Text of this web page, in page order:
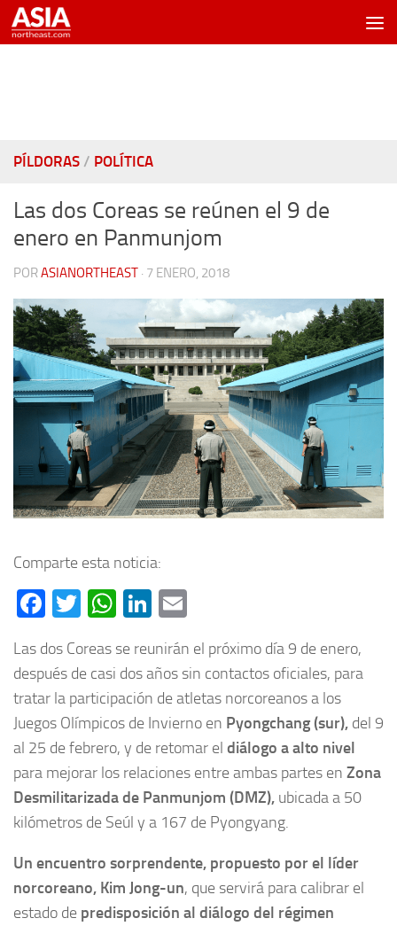
Saltar al contenido
PÍLDORAS / POLÍTICA
Las dos Coreas se reúnen el 9 de
enero en Panmunjom
PORASIANORTHEAST · 7 ENERO, 2018
Comparte esta noticia:
Facebook
Twitter
WhatsApp
LinkedIn
Las dos Coreas se reunirán el próximo día 9 de enero,
después de casi dos años sin contactos oficiales, para
tratar la participación de atletas norcoreanos a los
Juegos Olímpicos de Invierno en Pyongchang (sur), del 9
al 25 de febrero, y de retomar el diálogo a alto nivel
para mejorar los relaciones entre ambas partes en Zona
Desmilitarizada de Panmunjom (DMZ), ubicada a 50
kilómetros de Seúl y a 167 de Pyongyang.
Un encuentro sorprendente, propuesto por el líder
norcoreano, Kim Jong-un, que servirá para calibrar el
estado de predisposición al diálogo del régimen